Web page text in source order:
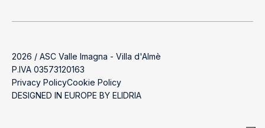
2026 / ASC Valle Imagna - Villa d'Almè
P.IVA 03573120163
Privacy PolicyCookie Policy
DESIGNED IN EUROPE BY ELIDRIA